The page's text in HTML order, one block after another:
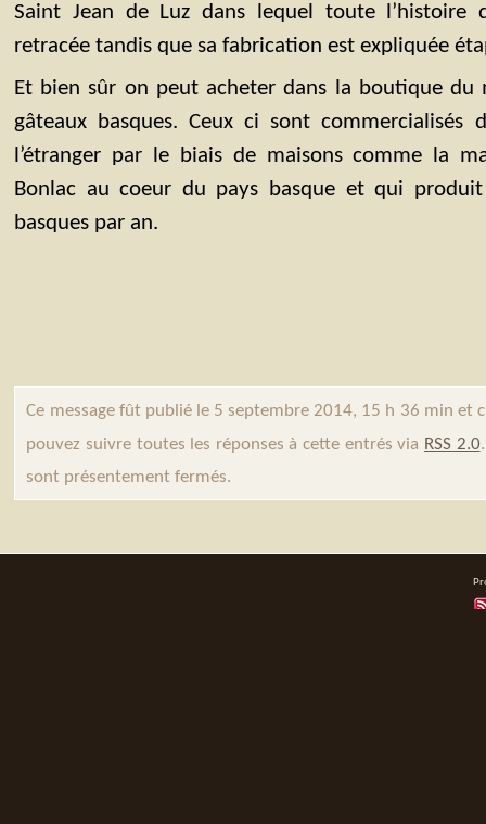
Saint Jean de Luz dans lequel toute l’histoire
retracée tandis que sa fabrication est expliquée
Et bien sûr on peut acheter dans la boutique du
gâteaux basques. Ceux ci sont
l’étranger par le biais de maisons comme la
Bonlac au coeur du pays basque et qui
basques par an.
Ce message fût publié le 5 septembre 2014, 15 h 36 min et
pouvez suivre toutes les réponses à cette entrés via RSS 2.0
sont présentement fermés.